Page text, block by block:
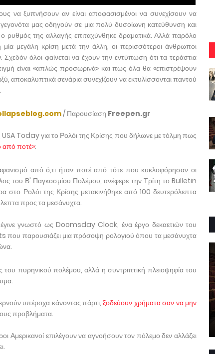
να ξυπνήσουν αν είναι αποφασισμένοι να συνεχίσουν να
γεγονότα μας οδηγούν σε μια πολύ δυσοίωνη κατεύθυνση και
ρυθμός της αλλαγής επιταχύνθηκε δραματικά. Αλλά παρόλο
μεγάλη κρίση μετά την άλλη, οι περισσότεροι άνθρωποι
όλοι φαίνεται να έχουν την εντύπωση ότι τα τεράστια
είναι «απλώς προσωρινά» και πως όλα θα «επιστρέψουν
αποκαλυπτικά σενάρια συνεχίζουν να εκτυλίσσονται παντού
/ Παρουσίαση Freepen.gr
Today για το Ρολόι της Κρίσης που δήλωνε με τόλμη πως
από ποτέ»:
από ό,τι ήταν ποτέ από τότε που κυκλοφόρησαν οι
του Β' Παγκοσμίου Πολέμου, ανέφερε την Τρίτη το Bulletin
Ρολόι της Κρίσης μετακινήθηκε από 100 δευτερόλεπτα
προς τα μεσάνυχτα.
γνωστό ως Doomsday Clock, ένα έργο δεκαετιών του
παρουσιάζει μια πρόσοψη ρολογιού όπου τα μεσάνυχτα
του πυρηνικού πολέμου, αλλά η συντριπτική πλειοψηφία του
υπέροχα κάνοντας πάρτι,ξοδεύουν χρήματα σαν να μην
προβλήματα.
Αμερικανοί επιλέγουν να αγνοήσουν τον πόλεμο δεν αλλάζει